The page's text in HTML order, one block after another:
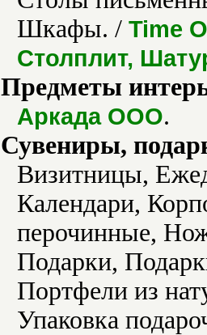
Шкафы. / Time
Столплит,
Предметы
Аркада ООО.
Сувениры,
Визитницы,
Календари,
перочинные,
Подарки,
Портфели из
Упаковка